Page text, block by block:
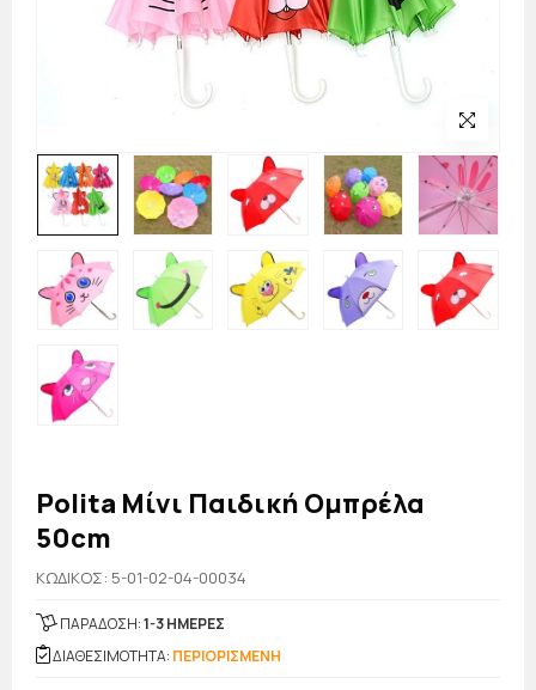
Polita Μίνι Παιδική Ομπρέλα
50cm
KΩΔΙΚΟΣ: 5-01-02-04-00034
ΠΑΡΑΔΟΣΗ:1-3 ΗΜΕΡΕΣ
ΔΙΑΘΕΣΙΜΟΤΗΤΑ: ΠΕΡΙΟΡΙΣΜΕΝΗ